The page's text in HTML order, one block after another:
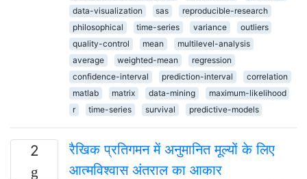
data-visualization
sas
reproducible-research
philosophical
time-series variance
outliers
quality-control
mean
multilevel-analysis
average
weighted-mean
regression
confidence-interval
prediction-interval
correlation
matlab
matrix data-mining
maximum-likelihood
r
time-series survival predictive-models
2
रैखिक प्रतिगमन में अनुमानित मूल्यों के लिए
आत्मविश्वास अंतराल का आकार